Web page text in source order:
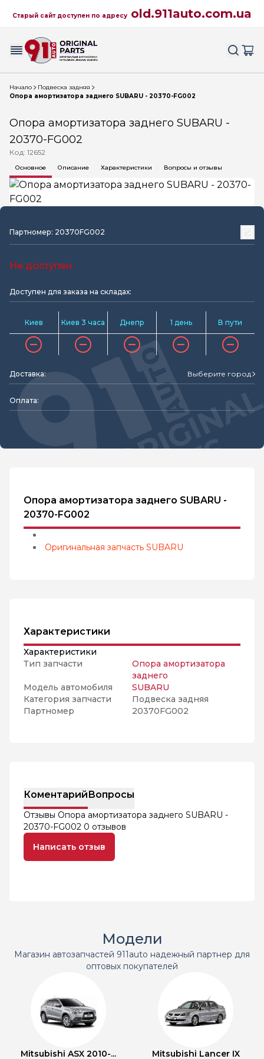
Старый сайт доступен по адресу old.911auto.com.ua
Начало
Подвеска задняя
Опора амортизатора заднего SUBARU - 20370-FG002
Опора амортизатора заднего SUBARU -
20370-FG002
Код: 12652
Основное Описание Характеристики Вопросы и отзывы
Партномер: 20370FG002
Не доступен
Доступен для заказа на складах:
Киев Киев 3 часа Днепр 1 день В пути
Доставка: Выберите город
Оплата:
Опора амортизатора заднего SUBARU -
20370-FG002
Оригинальная запчасть SUBARU
Характеристики
Характеристики
Тип запчасти
Опора амортизатора
заднего
Модель автомобиля
SUBARU
Категория запчасти
Подвеска задняя
Партномер
20370FG002
КоментарийВопросы
Отзывы Опора амортизатора заднего SUBARU -
20370-FG002 0 отзывов
Написать отзыв
Модели
Магазин автозапчастей 911auto надежный партнер для
оптовых покупателей
Mitsubishi ASX 2010-... Mitsubishi Lancer IX